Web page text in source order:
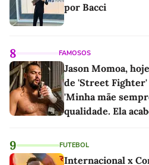
por Bacci
8 FAMOSOS
Jason Momoa,
de 'Street Fighter'
'Minha mãe
qualidade. Ela
9 FUTEBOL
Internacional x